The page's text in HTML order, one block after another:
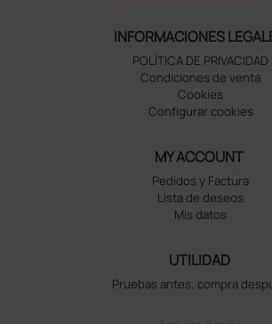
INFORMACIONES
POLÍTICA DE PRIVACIDAD
Condiciones de venta
Cookies
Configurar cookies
MY ACCOUNT
Pedidos y Factura
Lista de deseos
Mis datos
UTILIDAD
Pruebas antes, compra